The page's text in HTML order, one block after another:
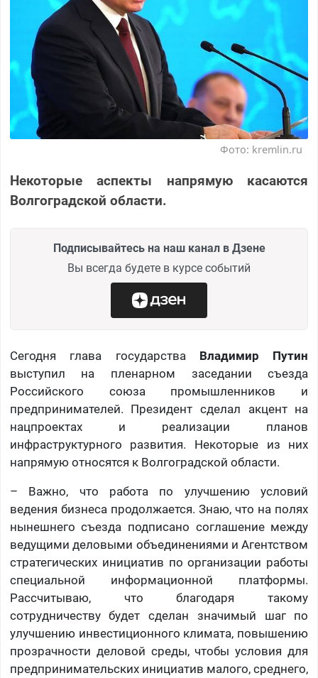
Фото: kremlin.ru
Некоторые аспекты напрямую касаются
Волгоградской области.
Подписывайтесь на наш канал в Дзене
Вы всегда будете в курсе событий
Сегодня глава государства Владимир Путин
выступил на пленарном заседании съезда
Российского союза промышленников и
предпринимателей. Президент сделал акцент на
нацпроектах и реализации планов
инфраструктурного развития. Некоторые из них
напрямую относятся к Волгоградской области.
– Важно, что работа по улучшению условий
ведения бизнеса продолжается. Знаю, что на полях
нынешнего съезда подписано соглашение между
ведущими деловыми объединениями и Агентством
стратегических инициатив по организации работы
специальной информационной платформы.
Рассчитываю, что благодаря такому
сотрудничеству будет сделан значимый шаг по
улучшению инвестиционного климата, повышению
прозрачности деловой среды, чтобы условия для
предпринимательских инициатив малого, среднего,